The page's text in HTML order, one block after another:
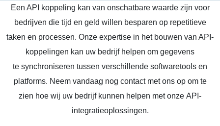
Een API koppeling kan van onschatbare waarde zijn voor
bedrijven die tijd en geld willen besparen op repetitieve
taken en processen. Onze expertise in het bouwen van API-
koppelingen kan uw bedrijf helpen om gegevens
te synchroniseren tussen verschillende softwaretools en
platforms. Neem vandaag nog contact met ons op om te
zien hoe wij uw bedrijf kunnen helpen met onze API-
integratieoplossingen.